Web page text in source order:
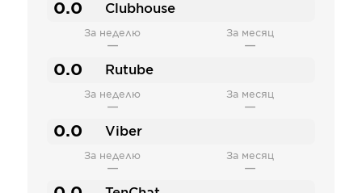
0.0 Clubhouse
За неделю
—
За месяц
—
0.0 Rutube
За неделю
—
За месяц
—
0.0 Viber
За неделю
—
За месяц
—